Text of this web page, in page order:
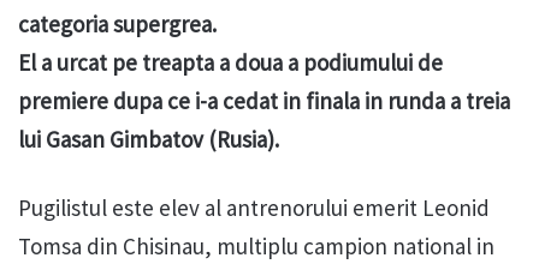
categoria supergrea.
El a urcat pe treapta a doua a podiumului de
premiere dupa ce i-a cedat in finala in runda a treia
lui Gasan Gimbatov (Rusia).
Pugilistul este elev al antrenorului emerit Leonid
Tomsa din Chisinau, multiplu campion national in